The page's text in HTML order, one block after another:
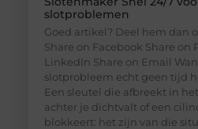
slotproblemen
Goed artikel? Deel hem dan
Share on Facebook Share on
LinkedIn Share on Email
slotprobleem echt geen tijd
Een sleutel die afbreekt in
achter je dichtvalt of een
blokkeert: het zijn van die